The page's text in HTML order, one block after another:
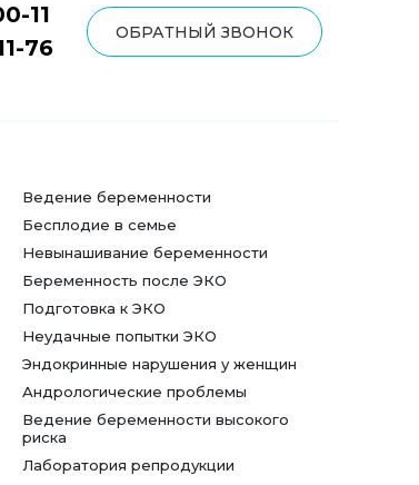
11
76
ОБРАТНЫЙ ЗВОНОК
Ведение беременности
Бесплодие в семье
Невынашивание беременности
Беременность после ЭКО
Подготовка к ЭКО
Неудачные попытки ЭКО
Эндокринные нарушения у женщин
Андрологические проблемы
Ведение беременности высокого
риска
Лаборатория репродукции